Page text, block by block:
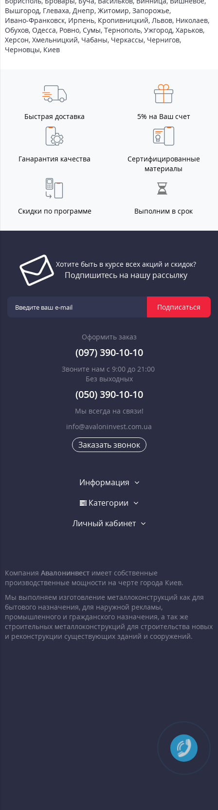
Вышгород, Глеваха, Днепр, Житомир, Запорожье,
Ивано-Франковск, Ирпень, Кропивницкий, Львов, Николаев,
Обухов, Одесса, Ровно, Сумы, Тернополь, Ужгород, Харьков,
Херсон, Хмельницкий, Чабаны, Черкассы, Чернигов,
Черновцы, Киев
Быстрая доставка 5% на Ваш счет
Ганарантия качества
Сертифицированные
материалы
Скидки по программе Выполним в срок
Хотите быть в курсе всех акций и скидок?
Подпишитесь на нашу рассылку
Подписаться
Оформить заказ
(097) 390-10-10
Звоните нам с 9:00 до 21:00
Без выходных
(050) 390-10-10
Мы всегда на связи!
info@avaloninvest.com.ua
Заказать звонок
Информация
Категории
Личный кабинет
Компания Авалонинвест имеет собственные
производственные мощности на черте города Киев.
Мы выполняем изготовление металлоконструкций как для
бытового назначения, для наружной рекламы,
промышленного и гражданского назначения, а так же
строительных металлоконструкций для строительства новых
и реконструкции существующих зданий и сооружений.